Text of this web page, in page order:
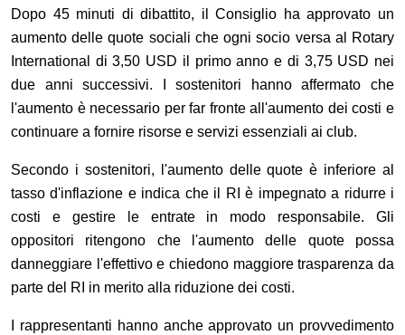
Dopo 45 minuti di dibattito, il Consiglio ha approvato un
aumento delle quote sociali che ogni socio versa al Rotary
International di 3,50 USD il primo anno e di 3,75 USD nei
due anni successivi. I sostenitori hanno affermato che
l'aumento è necessario per far fronte all'aumento dei costi e
continuare a fornire risorse e servizi essenziali ai club.
Secondo i sostenitori, l'aumento delle quote è inferiore al
tasso d'inflazione e indica che il RI è impegnato a ridurre i
costi e gestire le entrate in modo responsabile. Gli
oppositori ritengono che l'aumento delle quote possa
danneggiare l'effettivo e chiedono maggiore trasparenza da
parte del RI in merito alla riduzione dei costi.
I rappresentanti hanno anche approvato un provvedimento